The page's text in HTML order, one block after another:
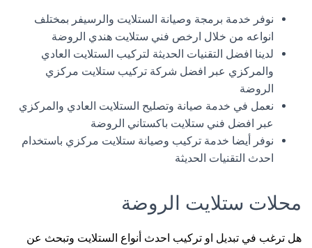
نوفر خدمة برمجة وصيانة الستلايت والرسيفر بمختلف
انواعه من خلال ارخص فني ستلايت هندي الروضة
لدينا افضل التقنيات الحديثة لتركيب الستلايت العادي
والمركزي عبر افضل شركة تركيب ستلايت مركزي
الروضة
نعمل في خدمة صيانة وتصليح الستلايت العادي والمركزي
عبر افضل فني ستلايت باكستاني الروضة
نوفر أيضا خدمة تركيب وصيانة ستلايت مركزي باستخدام
احدث التقنيات الحديثة
محلات ستلايت الروضة
هل ترغب في تبديل او تركيب احدث أنواع الستلايت وتبحث عن